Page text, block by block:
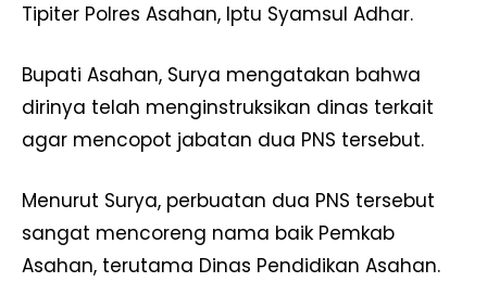
Tipiter Polres Asahan, Iptu Syamsul Adhar.
Bupati Asahan, Surya mengatakan bahwa
dirinya telah menginstruksikan dinas terkait
agar mencopot jabatan dua PNS tersebut.
Menurut Surya, perbuatan dua PNS tersebut
sangat mencoreng nama baik Pemkab
Asahan, terutama Dinas Pendidikan Asahan.